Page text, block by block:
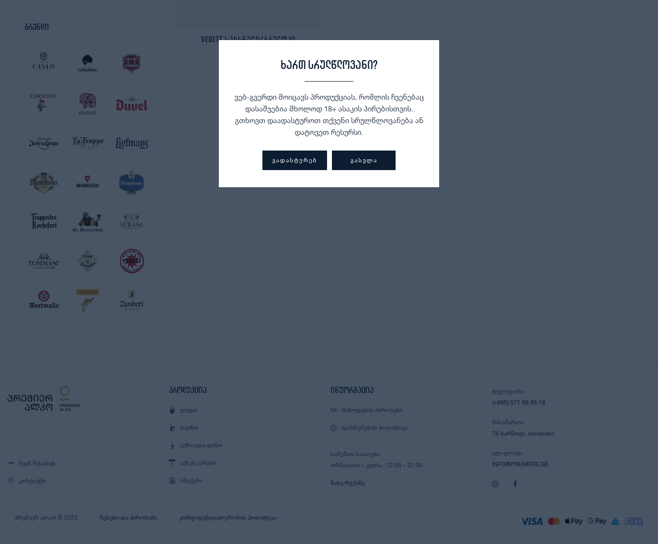
ბრენდი
Vedett სახსნელი/ბრელოკი
ᲩᲕᲔᲜ ᲨᲔᲡᲐᲮᲔᲑ
ᲙᲝᲜᲢᲐᲥᲢᲘ
პროდუქცია
ᲚᲣᲓᲘ
ᲦᲕᲘᲜᲝ
ᲪᲥᲠᲘᲐᲚᲐ ᲦᲘᲜᲝ
ᲐᲥᲡᲔᲡᲣᲐᲠᲔᲑᲘ
ᲡᲜᲔᲥᲔᲑᲘ
ინფორმაცია
ᲛᲘᲬᲝᲓᲔᲑᲘᲡ ᲞᲘᲠᲝᲑᲔᲑᲘ
ᲓᲐᲑᲠᲣᲜᲔᲑᲘᲡ ᲞᲝᲚᲘᲢᲘᲙᲐ
ᲡᲐᲛᲣᲨᲐᲝ ᲡᲐᲐᲗᲔᲑᲘ
ᲝᲠᲨᲐᲑᲐᲗᲘ – ᲙᲕᲘᲠᲐ : 12:00 – 22:00
ᲜᲐᲮᲔ ᲠᲣᲥᲐᲖᲔ
ᲢᲔᲚᲔᲤᲝᲜᲘ
(+995) 571 88 88 18
ᲛᲘᲡᲐᲛᲐᲠᲗᲘ
76 ᲑᲐᲠᲜᲝᲕᲘ, ᲗᲑᲘᲚᲘᲡᲘ
ᲔᲚ-ᲤᲝᲡᲢᲐ
INFO@PREMIERE.GE
ᲞᲠᲔᲛᲘᲔᲠ ᲐᲚᲙᲝ © 2025 ᲬᲔᲡᲔᲑᲘ ᲓᲐ ᲞᲘᲠᲝᲑᲔᲑᲘ ᲙᲝᲜᲤᲘᲓᲔᲜᲪᲘᲐᲚᲣᲠᲝᲑᲘᲡ ᲞᲝᲚᲘᲢᲘᲙᲐ
ხართ სრულწლოვანი?
ვებ-გვერდი მოიცავს პროდუქციას, რომლის ჩვენებაც
დასაშვებია მხოლოდ 18+ ასაკის პირებისთვის.
გთხოვთ დაადასტუროთ თქვენი სრულწლოვანება ან
დატოვეთ რესურსი.
ᲕᲐᲓᲐᲡᲢᲣᲠᲔᲑ ᲒᲐᲡᲕᲚᲐ